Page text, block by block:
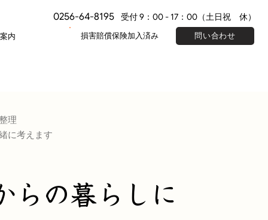
0256-64-8195 受付 9：00 - 17：00（土日祝 休）
損害賠償保険加入済み 問い合わせ
内
理
に考えます
らの暮らしに